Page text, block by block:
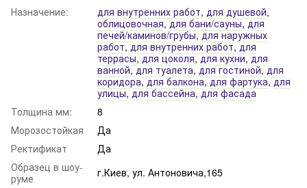
Назначение:
для внутренних работ, для душевой,
облицовочная,для бани/сауны,для
печей/каминов/грубы,для наружных
работ,для внутренних работ,для
террасы,для цоколя,для кухни,для
ванной,для туалета, для гостиной,для
коридора,для балкона,для фартука,для
улицы,для бассейна,для фасада
Толщина мм:
8
Морозостойкая
Да
Ректификат
Да
Образец в шоу-
руме
г.Киев, ул. Антоновича,165